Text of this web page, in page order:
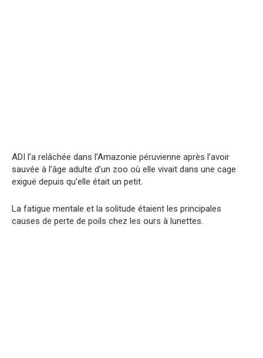
ADI l’a relâchée dans l’Amazonie péruvienne après l’avoir
sauvée à l’âge adulte d’un zoo où elle vivait dans une cage
exiguë depuis qu’elle était un petit.
La fatigue mentale et la solitude étaient les principales
causes de perte de poils chez les ours à lunettes.